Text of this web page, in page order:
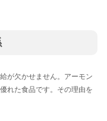
が欠かせません。アーモン
れた食品です。その理由を